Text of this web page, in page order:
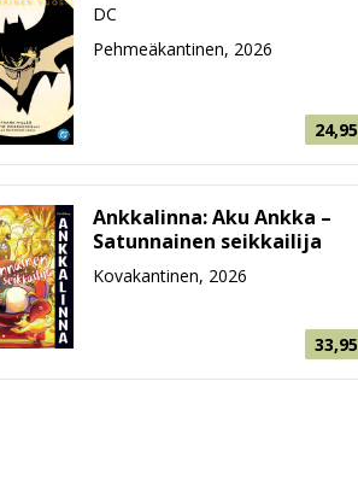
DC
Pehmeäkantinen, 2026
24,95
Ankkalinna: Aku Ankka –
Satunnainen seikkailija
Kovakantinen, 2026
33,95